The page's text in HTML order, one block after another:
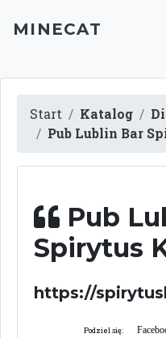
MINECAT
Start Katalog
Pub Lublin Bar
Pub
Spirytus
https://
Podziel się: